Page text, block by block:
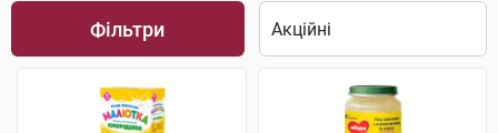
Фільтри